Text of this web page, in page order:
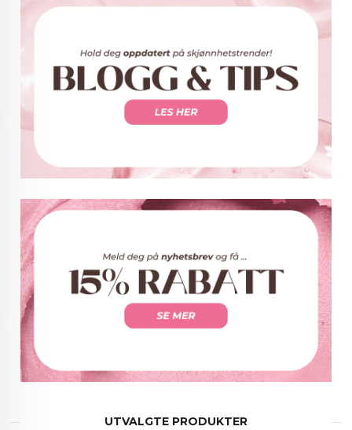
UTVALGTE PRODUKTER